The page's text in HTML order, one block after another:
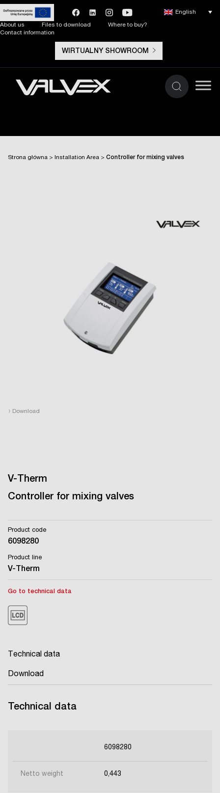
About us Files to download
Where to buy?
Contact information
WIRTUALNY SHOWROOM
English
Strona główna > Installation Area > Controller for mixing valves
› Download
V-Therm
Controller for mixing valves
Product code
6098280
Product line
V-Therm
Go to technical data
Technical data
Download
Technical data
6098280
Netto weight 0,443